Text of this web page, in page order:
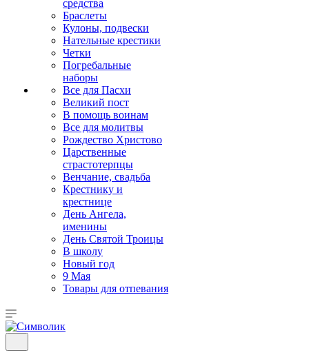
средства
Браслеты
Кулоны, подвески
Нательные крестики
Четки
Погребальные
наборы
Все для Пасхи
Великий пост
В помощь воинам
Все для молитвы
Рождество Христово
Царственные
страстотерпцы
Венчание, свадьба
Крестнику и
крестнице
День Ангела,
именины
День Святой Троицы
В школу
Новый год
9 Мая
Товары для отпевания